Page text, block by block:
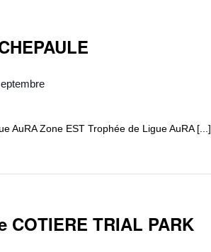
AuRA Zone EST Trophée de Ligue AuRA [...]
COTIERE TRIAL PARK